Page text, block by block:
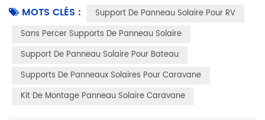
MOTS CLÉS :
Support De Panneau Solaire Pour RV
Sans Percer Supports De Panneau Solaire
Support De Panneau Solaire Pour Bateau
Supports De Panneaux Solaires Pour Caravane
Kit De Montage Panneau Solaire Caravane